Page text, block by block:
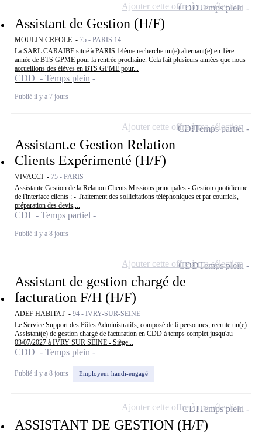
Assistant de Gestion (H/F)
MOULIN CREOLE - 75 - PARIS 14
La SARL CARAIBE situé à PARIS 14ème recherche un(e) alternant(e) en 1ère
année de BTS GPME pour la rentrée prochaine. Cela fait plusieurs années que nous
accueillons des élèves en BTS GPME pour...
CDD - Temps plein
Publié il y a 7 jours
CDDTemps plein
Ajouter cette offre à ma sélection
Assistant.e Gestion Relation
Clients Expérimenté (H/F)
VIVACCI - 75 - PARIS
Assistante Gestion de la Relation Clients Missions principales - Gestion quotidienne
de l'interface clients : - Traitement des sollicitations téléphoniques et par courriels,
préparation des devis,...
CDI - Temps partiel
Publié il y a 8 jours
CDITemps partiel
Ajouter cette offre à ma sélection
Assistant de gestion chargé de
facturation F/H (H/F)
ADEF HABITAT - 94 - IVRY-SUR-SEINE
Le Service Support des Pôles Administratifs, composé de 6 personnes, recrute un(e)
Assistant(e) de gestion chargé de facturation en CDD à temps complet jusqu'au
03/07/2027 à IVRY SUR SEINE - Siège...
CDD - Temps plein
Publié il y a 8 jours Employeur handi-engagé
CDDTemps plein
Ajouter cette offre à ma sélection
ASSISTANT DE GESTION (H/F)
CDITemps plein
Ajouter cette offre à ma sélection